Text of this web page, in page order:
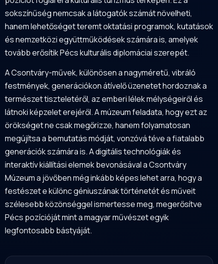
sokszínűség nemcsak a látogatók számát növelheti,
hanem lehetőséget teremt oktatási programok, kutatások
és nemzetközi együttműködések számára is, amelyek
tovább erősítik Pécs kulturális diplomáciai szerepét.
A Csontváry-művek, különösen a nagyméretű, vibráló
festmények, generációkon átívelő üzenetet hordoznak a
természet tiszteletéről, az emberi lélek mélységeiről és
látnoki képzelet erejéről. A múzeum feladata, hogy ezt az
örökséget ne csak megőrizze, hanem folyamatosan
megújítsa a bemutatás módját, vonzóvá téve a fiatalabb
generációk számára is. A digitális technológiák és
interaktív kiállítási elemek bevonásával a Csontváry
Múzeum a jövőben még inkább képes lehet arra, hogy a
festészet e különc géniuszának történetét és műveit
szélesebb közönséggel ismertesse meg, megerősítve
Pécs pozícióját mint a magyar művészet egyik
legfontosabb bástyáját.